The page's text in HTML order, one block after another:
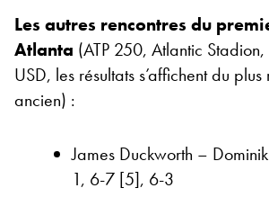
Les autres rencontres du
Atlanta (ATP 250, Atlantic
USD, les résultats s’affichent du
ancien) :
James Duckworth –
1, 6-7 [5], 6-3